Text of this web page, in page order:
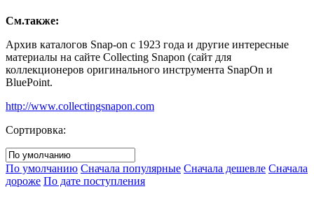
См.также:
Архив каталогов Snap-on с 1923 года и другие интересные
материалы на сайте Collecting Snapon (сайт для
коллекционеров оригинального инструмента SnapOn и
BluePoint.
http://www.collectingsnapon.com
Сортировка:
По умолчанию Сначала популярные Сначала дешевле Сначала
дороже По дате поступления